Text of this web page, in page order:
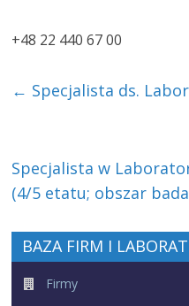
+48 22 440 67 00
← Specjalista ds.
Specjalista w
(4/5 etatu; obszar
BAZA FIRM I
Firmy